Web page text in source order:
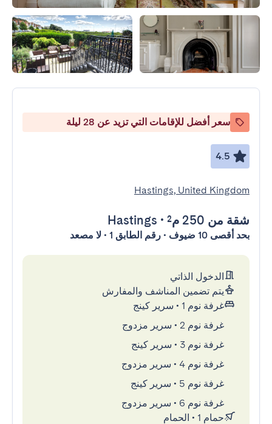
سعر أفضل للإقامات التي تزيد عن 28 ليلة
4.5
Hastings, United Kingdom
شقة من 250 م² •
Hastings
بحد أقصى 10 ضيوف • رقم الطابق 1 • لا مصعد
الدخول الذاتي
يتم تضمين المناشف والمفارش
غرفة نوم 1
• سرير كينج
غرفة نوم 2
• سرير مزدوج
غرفة نوم 3
• سرير كينج
غرفة نوم 4
• سرير مزدوج
غرفة نوم 5
• سرير كينج
غرفة نوم 6
• سرير مزدوج
حمام 1
• الحمام